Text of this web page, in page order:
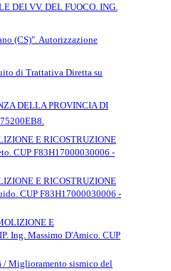
DEI VV. DEL FUOCO. ING.
(CS)". Autorizzazione
di Trattativa Diretta su
DELLA PROVINCIA DI
E RICOSTRUZIONE
CUP F83H17000030006 -
E RICOSTRUZIONE
CUP F83H17000030006 -
E
Ing. Massimo D'Amico. CUP
/ Miglioramento sismico del